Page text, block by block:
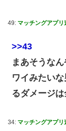
49: マッチングアプリ
>>43
まあそうな
ワイみたい
るダメージ
34: マッチングアプリ